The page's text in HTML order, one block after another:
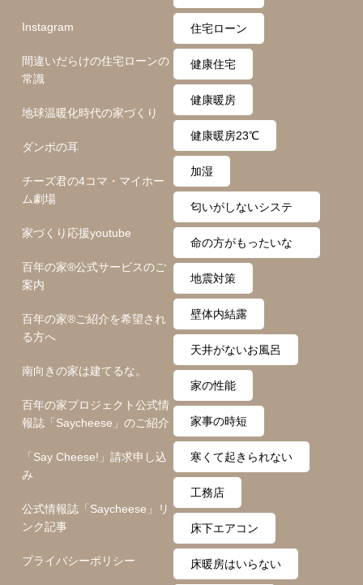
Instagram
間違いだらけの住宅ローンの
常識
地球温暖化時代の家づくり
ダンボの耳
チーズ君の4コマ・マイホー
ム劇場
家づくり応援youtube
百年の家®️公式サービスのご
案内
百年の家®️ご紹介を希望され
る方へ
南向きの家は建てるな。
百年の家プロジェクト公式情
報誌「Saycheese」のご紹介
「Say Cheese!」請求申し込
み
公式情報誌「Saycheese」リ
ンク記事
プライバシーポリシー
住宅ローン
健康住宅
健康暖房
健康暖房23℃
加湿
匂いがしないシステ
ム
命の方がもったいな
い
地震対策
壁体内結露
天井がないお風呂
家の性能
家事の時短
寒くて起きられない
工務店
床下エアコン
床暖房はいらない